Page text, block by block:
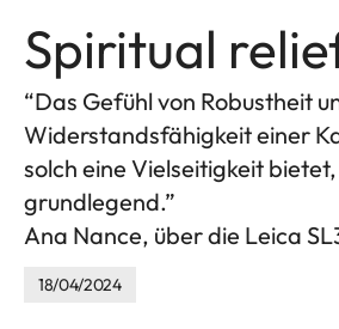
Spiritual
“Das Gefühl von Robustheit
Widerstandsfähigkeit einer
solch eine Vielseitigkeit
grundlegend.”
Ana Nance, über die Leica
18/04/2024